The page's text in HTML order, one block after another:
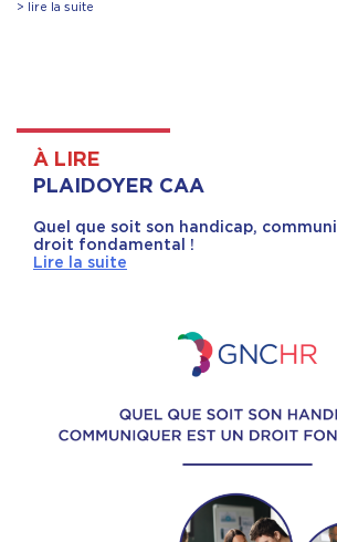
> lire la suite
À LIRE
PLAIDOYER CAA
Quel que soit son handicap,
droit fondamental !
Lire la suite